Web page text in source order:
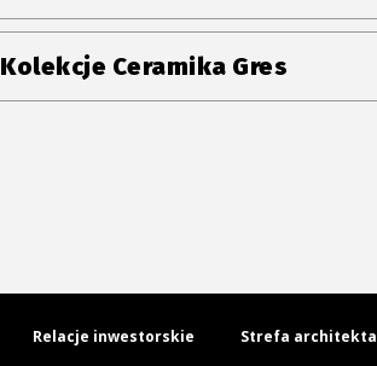
Kolekcje Ceramika Gres
Relacje inwestorskie
Strefa architekta